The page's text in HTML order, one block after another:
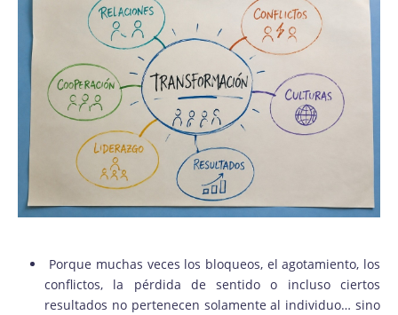
Porque muchas veces los bloqueos, el agotamiento, los
conflictos, la pérdida de sentido o incluso ciertos
resultados no pertenecen solamente al individuo… sino